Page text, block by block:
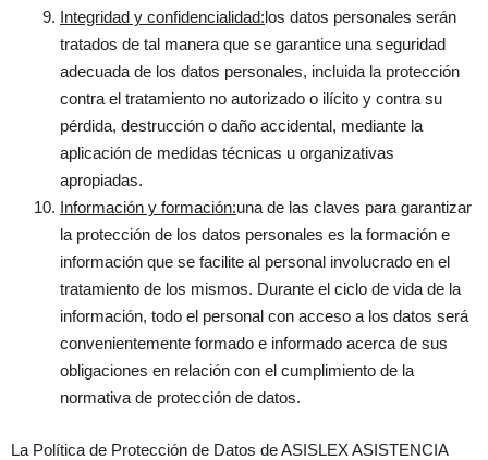
Integridad y confidencialidad:los datos personales serán
tratados de tal manera que se garantice una seguridad
adecuada de los datos personales, incluida la protección
contra el tratamiento no autorizado o ilícito y contra su
pérdida, destrucción o daño accidental, mediante la
aplicación de medidas técnicas u organizativas
apropiadas.
Información y formación:una de las claves para garantizar
la protección de los datos personales es la formación e
información que se facilite al personal involucrado en el
tratamiento de los mismos. Durante el ciclo de vida de la
información, todo el personal con acceso a los datos será
convenientemente formado e informado acerca de sus
obligaciones en relación con el cumplimiento de la
normativa de protección de datos.
La Política de Protección de Datos de ASISLEX ASISTENCIA